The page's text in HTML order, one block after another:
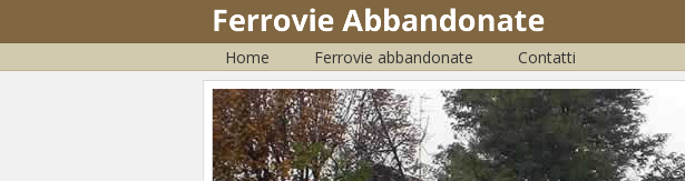
Home Ferrovie abbandonate Contatti